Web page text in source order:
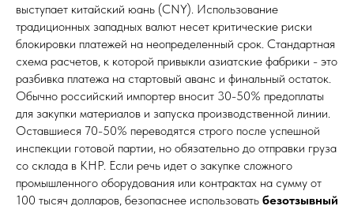
выступает китайский юань (CNY). Использование
традиционных западных валют несет критические риски
блокировки платежей на неопределенный срок. Стандартная
схема расчетов, к которой привыкли азиатские фабрики - это
разбивка платежа на стартовый аванс и финальный остаток.
Обычно российский импортер вносит 30-50% предоплаты
для закупки материалов и запуска производственной линии.
Оставшиеся 70-50% переводятся строго после успешной
инспекции готовой партии, но обязательно до отправки груза
со склада в КНР. Если речь идет о закупке сложного
промышленного оборудования или контрактах на сумму от
100 тысяч долларов, безопаснее использовать безотзывный